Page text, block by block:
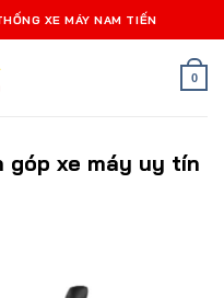
XE MÁY NAM TIẾN
0
góp xe máy uy tín